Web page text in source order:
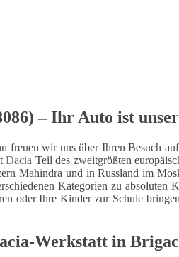
– Ihr Auto ist
freuen wir uns über Ihren Besuch
Dacia Teil des zweitgrößten
Mahindra und in Russland im
Kategorien zu absoluten
oder Ihre Kinder zur Schule
Werkstatt in